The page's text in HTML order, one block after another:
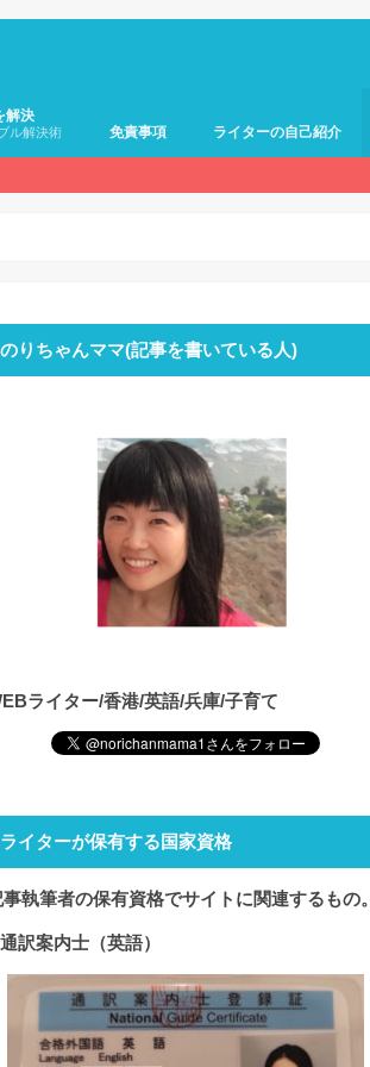
解決
ル解決術 免責事項 ライターの自己紹介
のりちゃんママ(記事を書いている人)
ライター/香港/英語/兵庫/子育て
ライターが保有する国家資格
事執筆者の保有資格でサイト に関連するもの。
訳案内士（英語）